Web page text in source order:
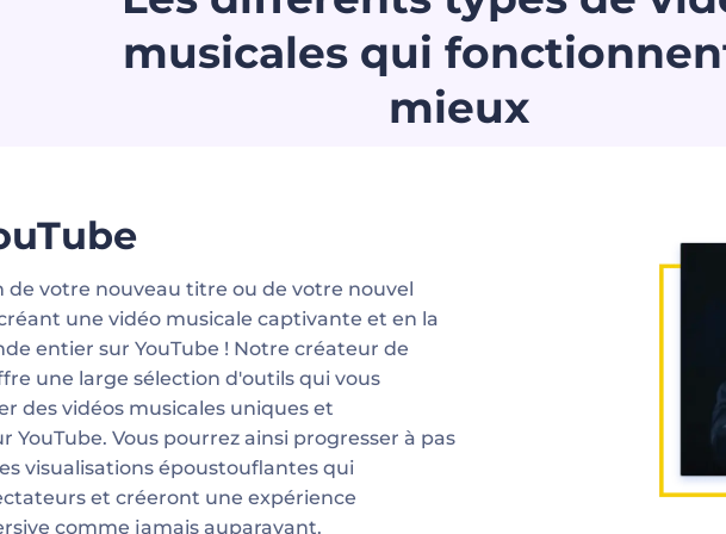
musicales qui
mieux
de votre nouveau titre ou de votre nouvel
une vidéo musicale captivante et en la
entier sur YouTube ! Notre créateur de
une large sélection d'outils qui vous
des vidéos musicales uniques et
YouTube. Vous pourrez ainsi progresser à pas
visualisations époustouflantes qui
et créeront une expérience
comme jamais auparavant.